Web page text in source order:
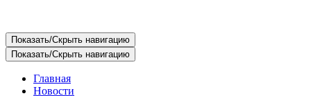
Показать/Скрыть навигацию
Показать/Скрыть навигацию
Главная
Новости